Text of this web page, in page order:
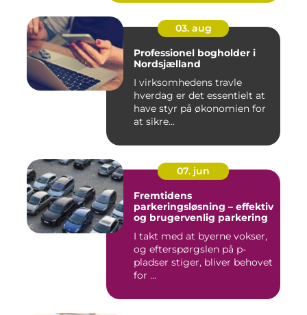
03. aug
Professionel bogholder i
Nordsjælland
I virksomhedens travle
hverdag er det essentielt at
have styr på økonomien for
at sikre...
07. jun
Fremtidens
parkeringsløsning – effektiv
og brugervenlig parkering
I takt med at byerne vokser,
og efterspørgslen på p-
pladser stiger, bliver behovet
for ...